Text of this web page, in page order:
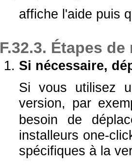
affiche l'aide puis
F.32.3. Étapes
Si nécessaire,
Si vous utilisez
version, par
besoin de
installeurs one-
spécifiques à la